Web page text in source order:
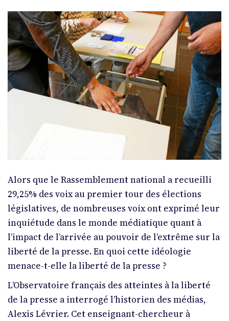
Alors que le Rassemblement national a recueilli
29,25% des voix au premier tour des élections
législatives, de nombreuses voix ont exprimé leur
inquiétude dans le monde médiatique quant à
l’impact de l’arrivée au pouvoir de l’extrême sur la
liberté de la presse. En quoi cette idéologie
menace-t-elle la liberté de la presse ?
L’Observatoire français des atteintes à la liberté
de la presse a interrogé l’historien des médias,
Alexis Lévrier. Cet enseignant-chercheur à